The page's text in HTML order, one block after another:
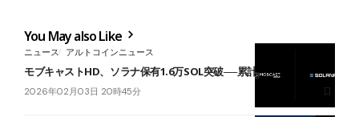
You May also Like
ニュース アルトコインニュース
モブキャストHD、ソラナ保有1.6万SOL突破──累計4億円規模
2026年02月03日 20時45分